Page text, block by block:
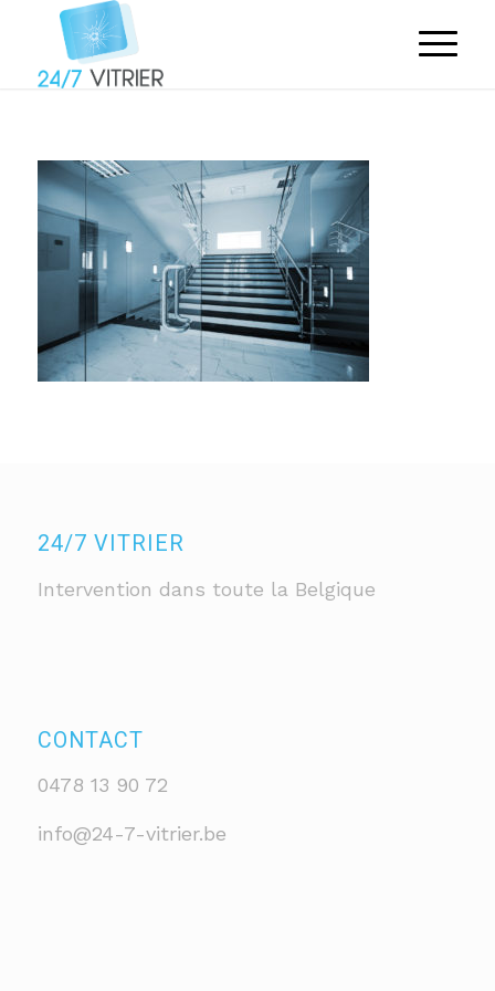
24/7 VITRIER
Intervention dans toute la Belgique
CONTACT
0478 13 90 72
info@24-7-vitrier.be